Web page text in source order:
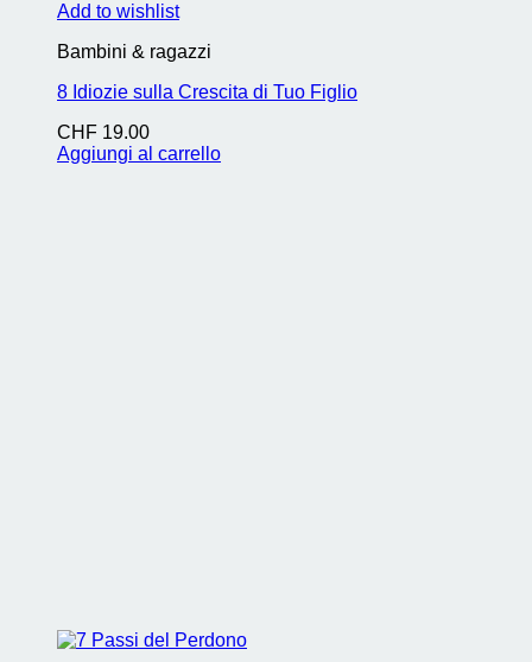
Add to wishlist
Bambini & ragazzi
8 Idiozie sulla Crescita di Tuo Figlio
CHF 19.00
Aggiungi al carrello